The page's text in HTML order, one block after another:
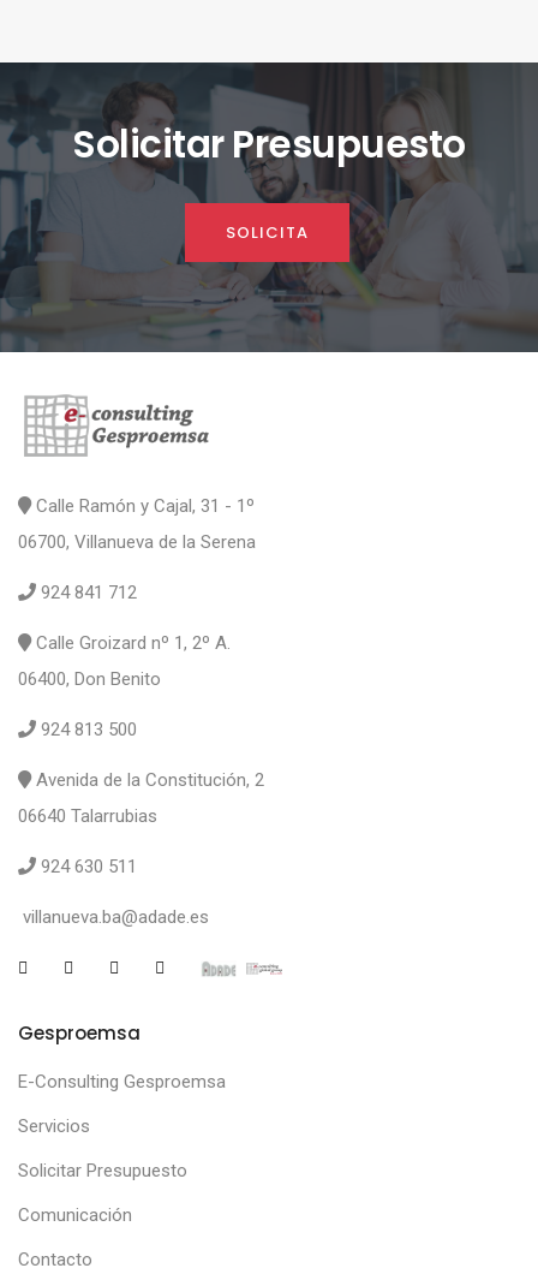
Solicitar Presupuesto
SOLICITA
Calle Ramón y Cajal, 31 - 1º
06700, Villanueva de la Serena
924 841 712
Calle Groizard nº 1, 2º A.
06400, Don Benito
924 813 500
Avenida de la Constitución, 2
06640 Talarrubias
924 630 511
villanueva.ba@adade.es
Gesproemsa
E-Consulting Gesproemsa
Servicios
Solicitar Presupuesto
Comunicación
Contacto